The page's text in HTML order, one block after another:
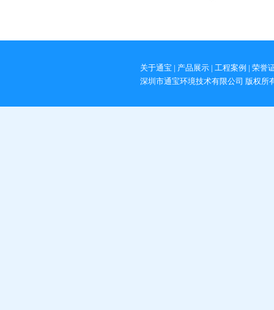
关于通宝 | 产品展示 | 工程案例 | 荣誉
深圳市通宝环境技术有限公司 版权所